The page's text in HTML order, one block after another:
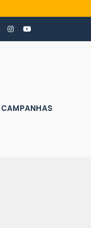
CAMPANHAS